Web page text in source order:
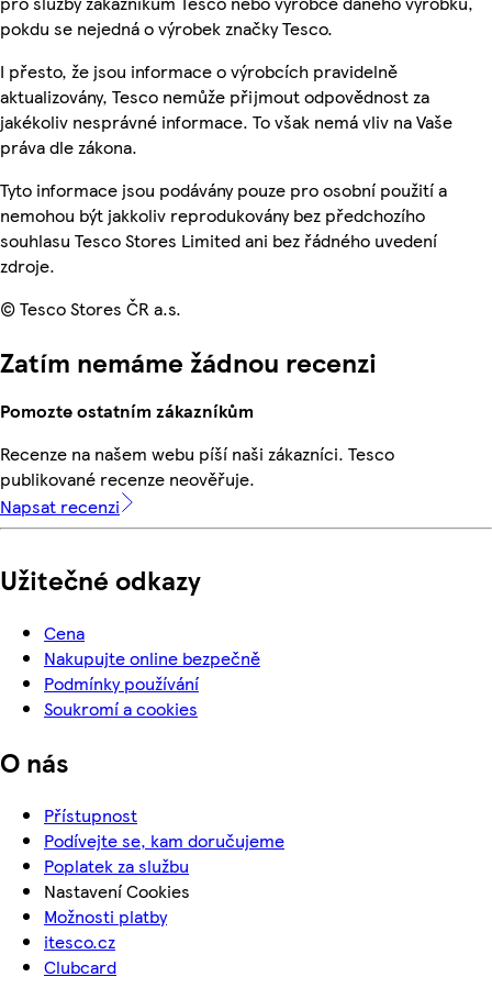
pokdu se nejedná o výrobek značky Tesco.
I přesto, že jsou informace o výrobcích pravidelně
aktualizovány, Tesco nemůže přijmout odpovědnost za
jakékoliv nesprávné informace. To však nemá vliv na Vaše
práva dle zákona.
Tyto informace jsou podávány pouze pro osobní použití a
nemohou být jakkoliv reprodukovány bez předchozího
souhlasu Tesco Stores Limited ani bez řádného uvedení
zdroje.
© Tesco Stores ČR a.s.
Zatím nemáme žádnou recenzi
Pomozte ostatním zákazníkům
Recenze na našem webu píší naši zákazníci. Tesco
publikované recenze neověřuje.
Napsat recenzi
Užitečné odkazy
Cena
Nakupujte online bezpečně
Podmínky používání
Soukromí a cookies
O nás
Přístupnost
Podívejte se, kam doručujeme
Poplatek za službu
Nastavení Cookies
Možnosti platby
itesco.cz
Clubcard